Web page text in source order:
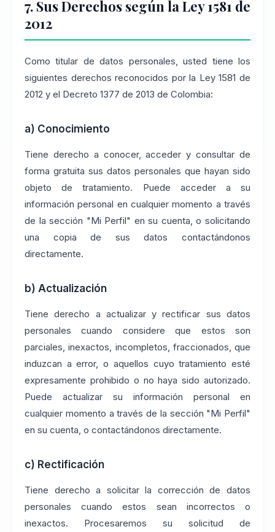
7. Sus Derechos según la Ley 1581 de
2012
Como titular de datos personales, usted tiene los
siguientes derechos reconocidos por la Ley 1581 de
2012 y el Decreto 1377 de 2013 de Colombia:
a) Conocimiento
Tiene derecho a conocer, acceder y consultar de
forma gratuita sus datos personales que hayan sido
objeto de tratamiento. Puede acceder a su
información personal en cualquier momento a través
de la sección "Mi Perfil" en su cuenta, o solicitando
una copia de sus datos contactándonos
directamente.
b) Actualización
Tiene derecho a actualizar y rectificar sus datos
personales cuando considere que estos son
parciales, inexactos, incompletos, fraccionados, que
induzcan a error, o aquellos cuyo tratamiento esté
expresamente prohibido o no haya sido autorizado.
Puede actualizar su información personal en
cualquier momento a través de la sección "Mi Perfil"
en su cuenta, o contactándonos directamente.
c) Rectificación
Tiene derecho a solicitar la corrección de datos
personales cuando estos sean incorrectos o
inexactos. Procesaremos su solicitud de